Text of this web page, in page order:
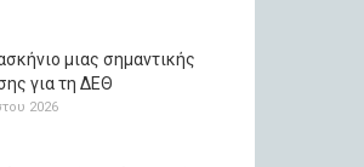
μιας σημαντικής
για τη ΔΕΘ
2026